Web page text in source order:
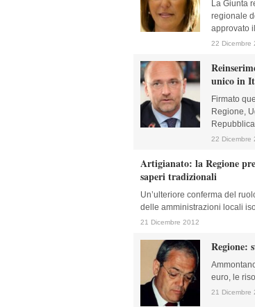
La Giunta
regionale
approvato
22 Dicembre
unico in
Firmato
Regione,
22 Dicembre
Artigianato: la Regione
saperi tradizionali
Un’ulteriore conferma del
delle amministrazioni locali
21 Dicembre 2012
Regione:
euro, le
21 Dicembre